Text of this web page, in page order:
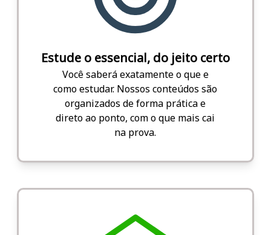
Estude o essencial, do jeito certo
Você saberá exatamente o que e
como estudar. Nossos conteúdos são
organizados de forma prática e
direto ao ponto, com o que mais cai
na prova.